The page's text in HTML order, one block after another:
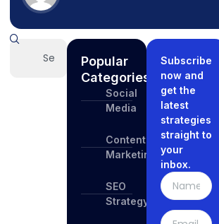
Popular
Categories
Social
Media
Content
Marketing
SEO
Strategy
Subscribe
now and
get the
latest
strategies
straight to
your
inbox.